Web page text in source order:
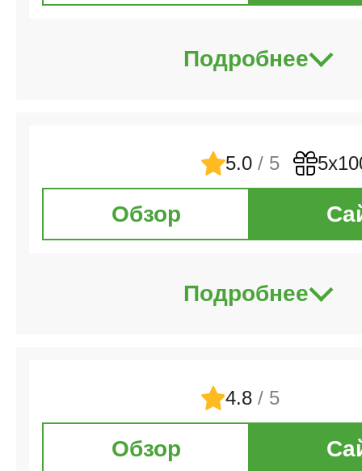
Подробнее
5.0 / 5
Обзор
Подробнее
4.8 / 5
Обзор